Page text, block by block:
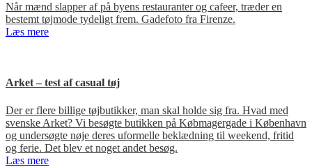
Når mænd slapper af på byens restauranter og cafeer, træder en
bestemt tøjmode tydeligt frem. Gadefoto fra Firenze.
Læs mere
Arket – test af casual tøj
Der er flere billige tøjbutikker, man skal holde sig fra. Hvad med
svenske Arket? Vi besøgte butikken på Købmagergade i København
og undersøgte nøje deres uformelle beklædning til weekend, fritid
og ferie. Det blev et noget andet besøg.
Læs mere